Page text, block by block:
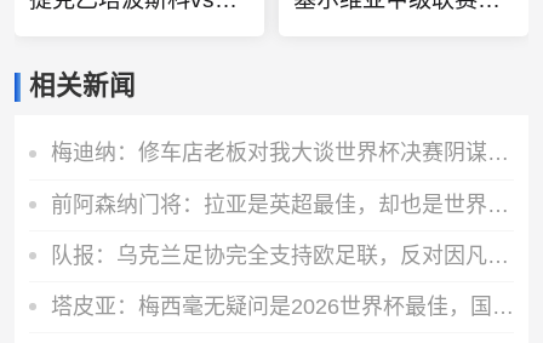
相关新闻
梅迪纳：修车店老板对我大谈世界杯决赛阴谋论，知道我谁后他哭了
前阿森纳门将：拉亚是英超最佳，却也是世界最不幸运的门将
队报：乌克兰足协完全支持欧足联，反对因凡蒂诺缺乏透明度的计划
塔皮亚：梅西毫无疑问是2026世界杯最佳，国家队大门永远为他敞开